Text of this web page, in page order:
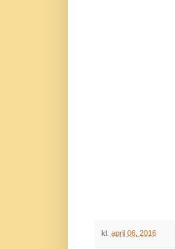
kl. april 06, 2016